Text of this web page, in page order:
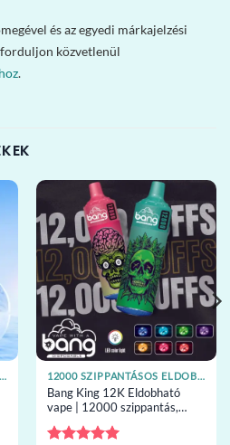
és az egyedi márkajelzési
közvetlenül
.
20000 SZIPPANTÁSOS ELDOBHATÓ VAPE-EK 12000 SZIPPANTÁSOS ELDOBHATÓ VAPE-EK
Bang King 12K Eldobható
vape | 12000 szippantás,
18mL capacity, mesh tekercs,
eldobható vape